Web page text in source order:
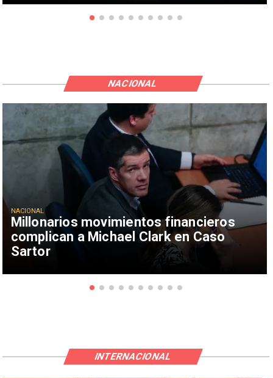
Millonarios movimientos financieros
complican a Michael Clark en Caso
Sartor
NACIONAL
NACIONAL
INTERNACIONAL